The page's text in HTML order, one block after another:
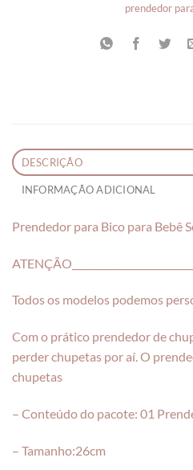
prendedor
DESCRIÇÃO
INFORMAÇÃO ADICIONAL
Prendedor para Bico para Bebê
Todos os modelos podemos
Com o prático prendedor de
perder chupetas por aí. O
chupetas
– Conteúdo do pacote: 01
– Tamanho:26cm